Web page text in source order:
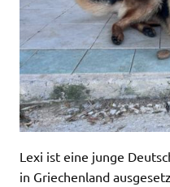
Lexi ist eine junge
in Griechenland